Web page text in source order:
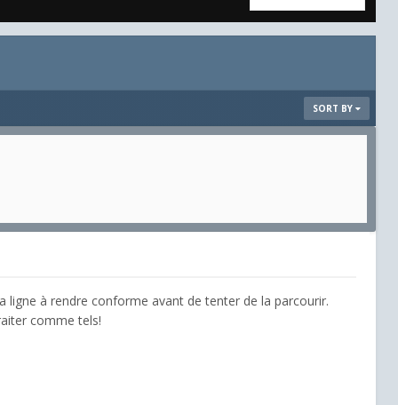
SORT BY
ligne à rendre conforme avant de tenter de la parcourir.
comme tels!